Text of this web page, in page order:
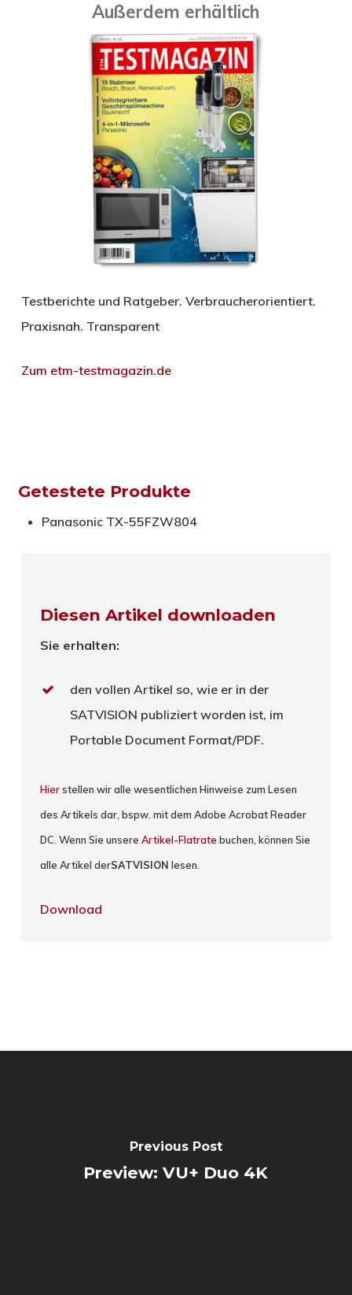
Außerdem erhältlich
Testberichte und Ratgeber. Verbraucherorientiert.
Praxisnah. Transparent
Zum etm-testmagazin.de
Getestete Produkte
Panasonic TX-55FZW804
Diesen Artikel downloaden
Sie erhalten:
den vollen Artikel so, wie er in der
SATVISION publiziert worden ist, im
Portable Document Format/PDF.
Hierstellen wir alle wesentlichen Hinweise zum Lesen
des Artikels dar, bspw. mit dem Adobe Acrobat Reader
DC. Wenn Sie unsereArtikel-Flatrate buchen, können Sie
alle Artikel derSATVISION lesen.
Download
Previous Post
Preview: VU+ Duo 4K